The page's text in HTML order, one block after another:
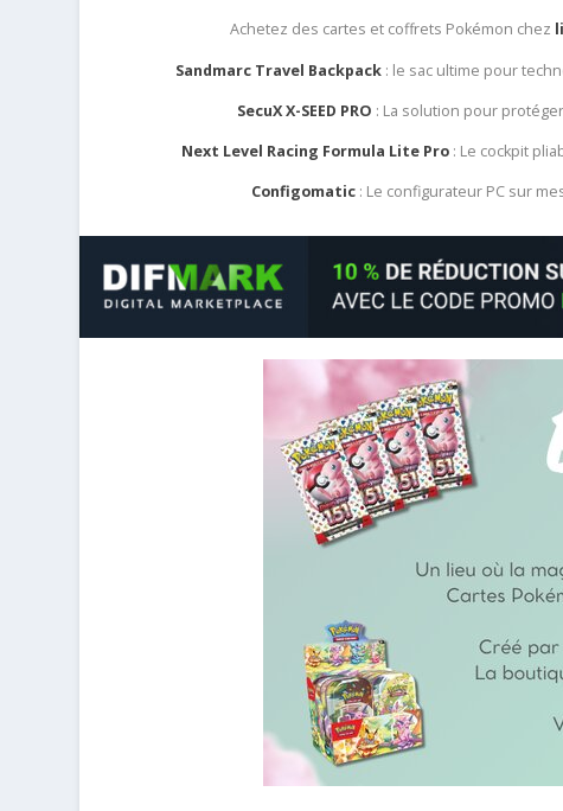
Achetez des cartes et coffrets Pokémon chez
Sandmarc Travel Backpack: le sac ultime pour
SecuX X-SEED PRO : La solution pour
Next Level Racing Formula Lite Pro: Le cockpit
Configomatic : Le configurateur PC sur